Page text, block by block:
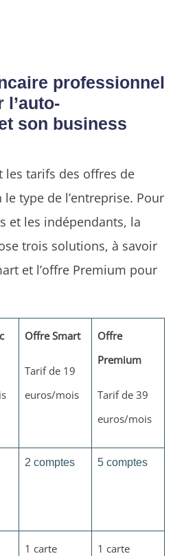
professionnel
l’auto-
son business
les tarifs des offres de
type de l’entreprise. Pour
et les indépendants, la
trois solutions, à savoir
et l’offre Premium pour
Offre Smart
Tarif de 19
euros/mois
Offre
Premium
Tarif de 39
euros/mois
2 comptes 5 comptes
1 carte
1 carte